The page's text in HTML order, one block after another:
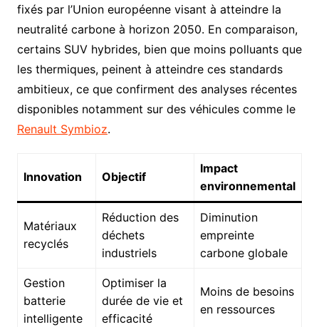
fixés par l’Union européenne visant à atteindre la
neutralité carbone à horizon 2050. En comparaison,
certains SUV hybrides, bien que moins polluants que
les thermiques, peinent à atteindre ces standards
ambitieux, ce que confirment des analyses récentes
disponibles notamment sur des véhicules comme le
Renault Symbioz.
Innovation Objectif
Impact
environnemental
Matériaux
recyclés
Réduction des
déchets
industriels
Diminution
empreinte
carbone globale
Gestion
batterie
intelligente
Optimiser la
durée de vie et
efficacité
Moins de besoins
en ressources